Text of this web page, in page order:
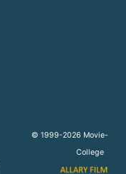
© 1999-2026 Movie-
College